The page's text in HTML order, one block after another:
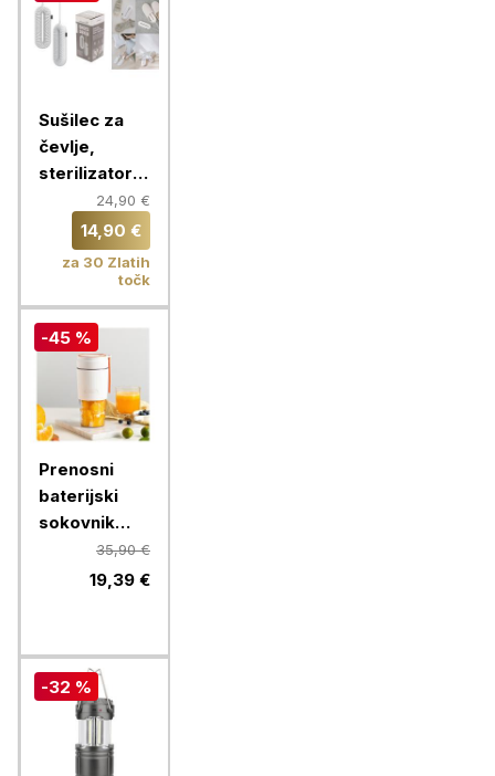
Sušilec za
čevlje,
sterilizator z
vgrajenim
časovnikom,
Chameleon
24,90 €
14,90 €
za 30 Zlatih
točk
-45 %
Prenosni
baterijski
sokovnik
Vitamer35,90 €
19,39 €
-32 %